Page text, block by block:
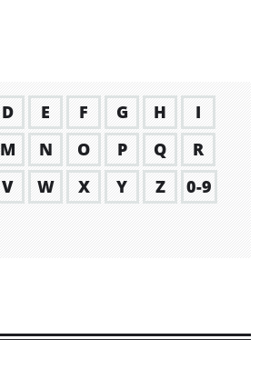
D E F G H
I
M N O P Q
R
V W X Y Z
0-9